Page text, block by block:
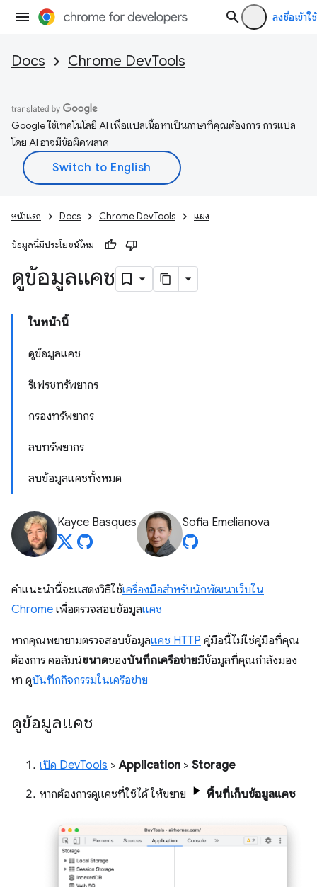
ลงชื่อเข้าใช้
Docs Chrome DevTools
Google ใช้เทคโนโลยี AI เพื่อแปลเนื้อหาเป็นภาษาที่คุณต้องการ การแปล
โดย AI อาจมีข้อผิดพลาด
หน้าแรก Docs Chrome DevTools แผง
ข้อมูลนี้มีประโยชน์ไหม
ดูข้อมูลแคช
ในหน้านี้
ดูข้อมูลแคช
รีเฟรชทรัพยากร
กรองทรัพยากร
ลบทรัพยากร
ลบข้อมูลแคชทั้งหมด
Kayce Basques Sofia Emelianova
คำแนะนำนี้จะแสดงวิธีใช้เครื่องมือสำหรับนักพัฒนาเว็บใน
Chrome เพื่อตรวจสอบข้อมูลแคช
หากคุณพยายามตรวจสอบข้อมูลแคช HTTP คู่มือนี้ไม่ใช่คู่มือที่คุณ
ต้องการ คอลัมน์ขนาดของบันทึกเครือข่ายมีข้อมูลที่คุณกำลังมอง
หา ดูบันทึกกิจกรรมในเครือข่าย
ดูข้อมูลแคช
เปิด DevTools >Application > Storage
หากต้องการดูแคชที่ใช้ได้ ให้ขยาย พื้นที่เก็บข้อมูลแคช